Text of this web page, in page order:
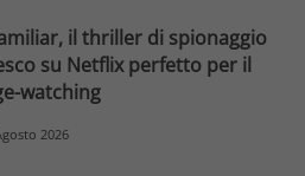
il thriller di spionaggio
su Netflix perfetto per il
watching
2026